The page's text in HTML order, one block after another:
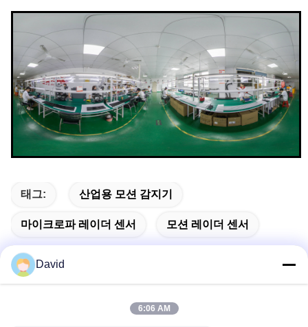
태그: 산업용 모션 감지기
마이크로파 레이더 센서 모션 레이더 센서
David
6:06 AM